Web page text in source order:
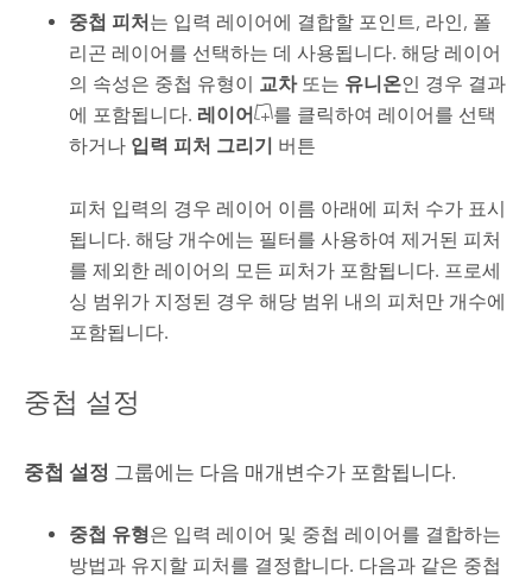
중첩 피처 는 입력 레이어에 결합할 포인트, 라인, 폴
리곤 레이어를 선택하는 데 사용됩니다. 해당 레이어
의 속성은 중첩 유형이 교차또는 유니온인 경우 결과
에 포함됩니다. 레이어
를 클릭하여 레이어를 선택
하거나 입력 피처 그리기 버튼
피처 입력의 경우 레이어 이름 아래에 피처 수가 표시
됩니다. 해당 개수에는 필터를 사용하여 제거된 피처
를 제외한 레이어의 모든 피처가 포함됩니다. 프로세
싱 범위가 지정된 경우 해당 범위 내의 피처만 개수에
포함됩니다.
중첩 설정
중첩 설정 그룹에는 다음 매개변수가 포함됩니다.
중첩 유형은 입력 레이어 및 중첩 레이어를 결합하는
방법과 유지할 피처를 결정합니다. 다음과 같은 중첩